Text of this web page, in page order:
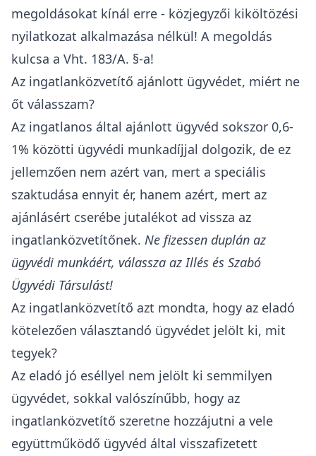
megoldásokat kínál erre - közjegyzői kiköltözési
nyilatkozat alkalmazása nélkül! A megoldás
kulcsa a Vht. 183/A. §-a!
Az ingatlanközvetítő ajánlott ügyvédet, miért ne
őt válasszam?
Az ingatlanos által ajánlott ügyvéd sokszor 0,6-
1% közötti ügyvédi munkadíjjal dolgozik, de ez
jellemzően nem azért van, mert a speciális
szaktudása ennyit ér, hanem azért, mert az
ajánlásért cserébe jutalékot ad vissza az
ingatlanközvetítőnek. Ne fizessen duplán az
ügyvédi munkáért, válassza az Illés és Szabó
Ügyvédi Társulást!
Az ingatlanközvetítő azt mondta, hogy az eladó
kötelezően választandó ügyvédet jelölt ki, mit
tegyek?
Az eladó jó eséllyel nem jelölt ki semmilyen
ügyvédet, sokkal valószínűbb, hogy az
ingatlanközvetítő szeretne hozzájutni a vele
együttműködő ügyvéd által visszafizetett